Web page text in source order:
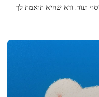
ועוד. ודא שהיא תואמת לך